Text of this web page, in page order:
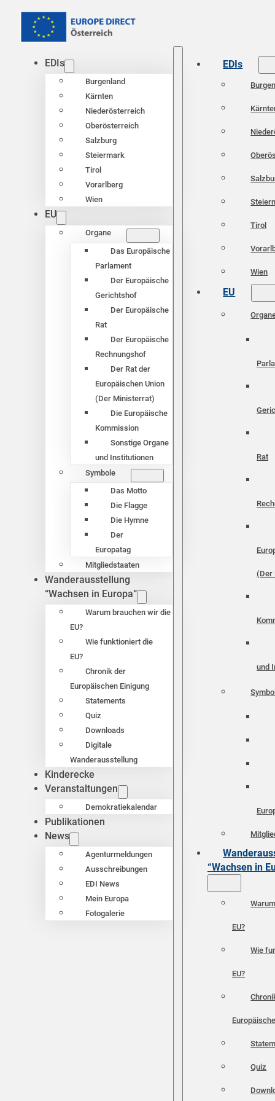
EDIs
Burgenland
Kärnten
Niederösterreich
Oberösterreich
Salzburg
Steiermark
Tirol
Vorarlberg
Wien
EU
Organe
Das Europäische
Parlament
Der Europäische
Gerichtshof
Der Europäische
Rat
Der Europäische
Rechnungshof
Der Rat der
Europäischen Union
(Der Ministerrat)
Die Europäische
Kommission
Sonstige Organe
und Institutionen
Symbole
Das Motto
Die Flagge
Die Hymne
Der
Europatag
Mitgliedstaaten
Wanderausstellung
“Wachsen in Europa”
Warum brauchen wir die
EU?
Wie funktioniert die
EU?
Chronik der
Europäischen Einigung
Statements
Quiz
Downloads
Digitale
Wanderausstellung
Kinderecke
Veranstaltungen
Demokratiekalendar
Publikationen
News
Agenturmeldungen
Ausschreibungen
EDI News
Mein Europa
Fotogalerie
EDIs
Tirol
Wien
EU
Rat
(Der
und
“Wachsen in
EU?
Wie
EU?
Quiz